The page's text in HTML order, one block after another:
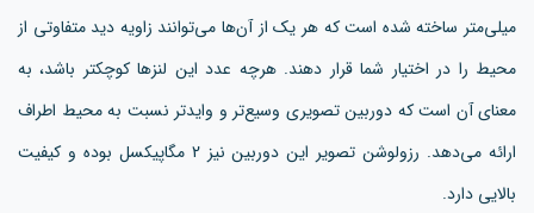
میلی‌متر ساخته شده است که هر یک از آن‌ها می‌توانند زاویه دید متفاوتی از
محیط را در اختیار شما قرار دهند. هرچه عدد این لنزها کوچکتر باشد، به
معنای آن است که دوربین تصویری وسیع‌تر و وایدتر نسبت به محیط اطراف
ارائه می‌دهد. رزولوشن تصویر این دوربین نیز 2 مگاپیکسل بوده و کیفیت
بالایی دارد.